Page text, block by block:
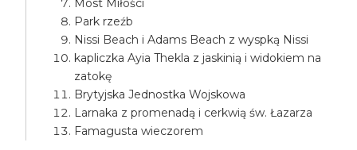
Most Miłości
Park rzeźb
Nissi Beach i Adams Beach z wyspką Nissi
kapliczka Ayia Thekla z jaskinią i widokiem na
zatokę
Brytyjska Jednostka Wojskowa
Larnaka z promenadą i cerkwią św. Łazarza
Famagusta wieczorem